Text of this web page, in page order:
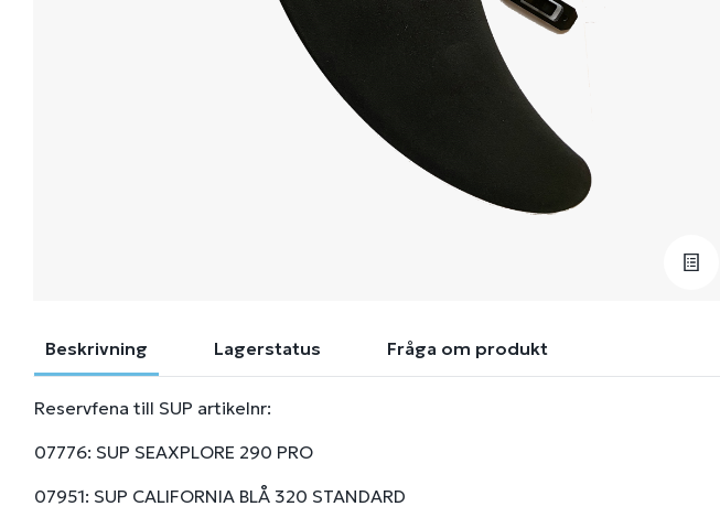
Beskrivning Lagerstatus Fråga om produkt
Reservfena till SUP artikelnr:
07776: SUP SEAXPLORE 290 PRO
07951: SUP CALIFORNIA BLÅ 320 STANDARD